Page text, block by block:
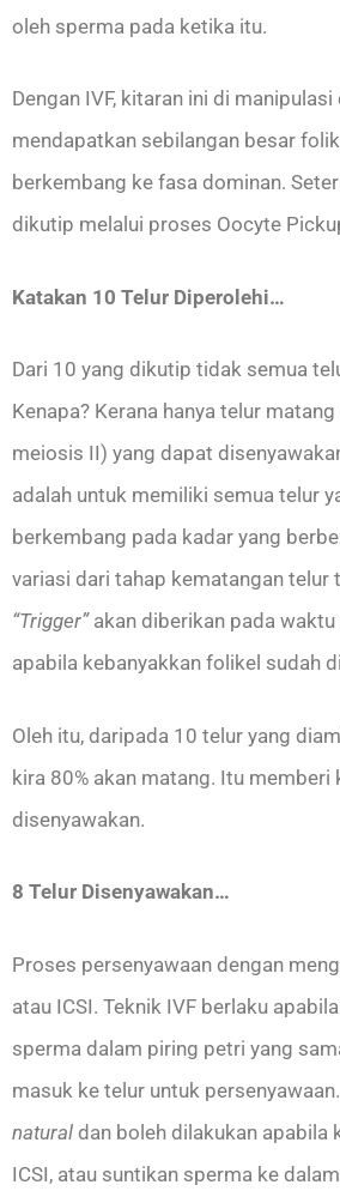
oleh sperma pada ketika itu.
Dengan IVF, kitaran ini di manipulasi
mendapatkan sebilangan besar
berkembang ke fasa dominan.
dikutip melalui proses Oocyte
Katakan 10 Telur Diperolehi…
Dari 10 yang dikutip tidak semua
Kenapa? Kerana hanya telur
meiosis II) yang dapat
adalah untuk memiliki semua telur
berkembang pada kadar yang
variasi dari tahap kematangan telur
“Trigger”akan diberikan pada
apabila kebanyakkan folikel sudah
Oleh itu, daripada 10 telur yang
kira 80% akan matang. Itu
disenyawakan.
8 Telur Disenyawakan…
Proses persenyawaan dengan
atau ICSI. Teknik IVF berlaku
sperma dalam piring petri yang
masuk ke telur untuk
natural dan boleh dilakukan apabila
ICSI, atau suntikan sperma ke